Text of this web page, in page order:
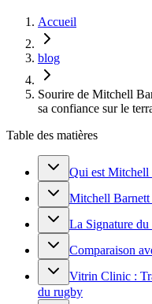
Accueil
blog
Sourire de Mitchell
sa confiance sur le
Table des matières
Qui est Mitchell
Mitchell Barnett
La Signature
Comparaison
Vitrin Clinic :
du rugby